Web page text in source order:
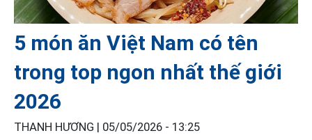
5 món ăn Việt Nam có tên
trong top ngon nhất thế giới
2026
THANH HƯƠNG | 05/05/2026 - 13:25